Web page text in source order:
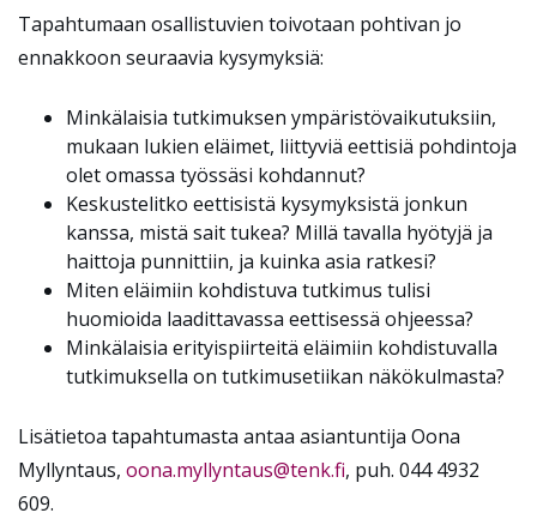
Tapahtumaan osallistuvien toivotaan pohtivan jo
ennakkoon seuraavia kysymyksiä:
Minkälaisia tutkimuksen ympäristövaikutuksiin,
mukaan lukien eläimet, liittyviä eettisiä pohdintoja
olet omassa työssäsi kohdannut?
Keskustelitko eettisistä kysymyksistä jonkun
kanssa, mistä sait tukea? Millä tavalla hyötyjä ja
haittoja punnittiin, ja kuinka asia ratkesi?
Miten eläimiin kohdistuva tutkimus tulisi
huomioida laadittavassa eettisessä ohjeessa?
Minkälaisia erityispiirteitä eläimiin kohdistuvalla
tutkimuksella on tutkimusetiikan näkökulmasta?
Lisätietoa tapahtumasta antaa asiantuntija Oona
Myllyntaus, oona.myllyntaus@tenk.fi, puh. 044 4932
609.